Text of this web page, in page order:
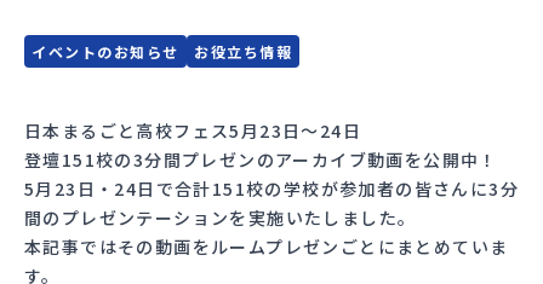
イベントのお知らせ お役立ち情報
日本まるごと高校フェス5月23日～24日
登壇151校の3分間プレゼンのアーカイブ動画を公開中！
5月23日・24日で合計151校の学校が参加者の皆さんに3分
間のプレゼンテーションを実施いたしました。
本記事ではその動画をルームプレゼンごとにまとめていま
す。